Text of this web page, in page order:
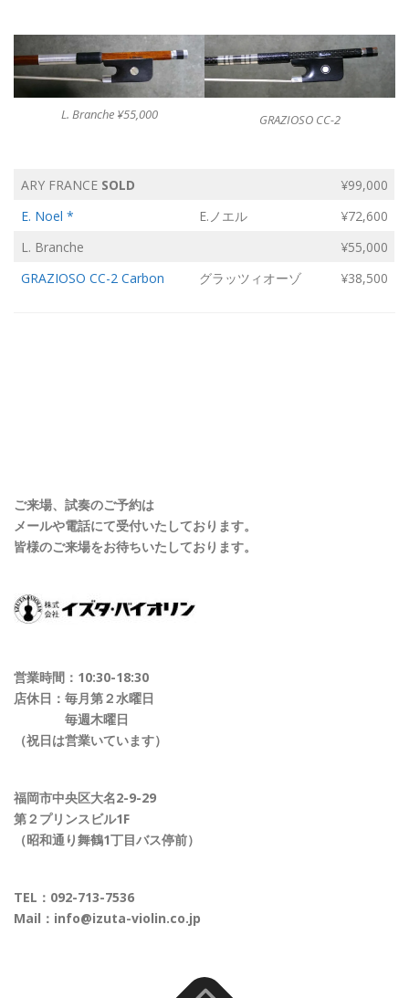
L. Branche ¥55,000 GRAZIOSO CC-2
ARY FRANCE SOLD
¥99,000
E. Noel *
E.ノエル
¥72,600
L. Branche
¥55,000
GRAZIOSO CC-2 Carbon
グラッツィオーゾ ¥38,500
ご来場、試奏のご予約は
メールや電話にて受付いたしております。
皆様のご来場をお待ちいたしております。
営業時間：10:30-18:30
店休日：毎月第２水曜日
毎週木曜日
（祝日は営業いています）
福岡市中央区大名2-9-29
第２プリンスビル1F
（昭和通り舞鶴1丁目バス停前）
TEL： 092-713-7536
Mail： info@izuta-violin.co.jp